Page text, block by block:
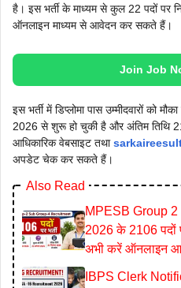
है। इस भर्ती के माध्यम से कुल 22 पदों पर
ऑनलाइन माध्यम से आवेदन कर सकते हैं।
Join Job
इस भर्ती में डिप्लोमा पास उम्मीदवारों को
2026 से शुरू हो चुकी है और अंतिम तिथि
आधिकारिक वेबसाइट तथा
अपडेट चेक कर सकते हैं।
Also Read
MPESB Group
2026 के 2106 पदों
अभी करें ऑनलाइन
IBPS Clerk